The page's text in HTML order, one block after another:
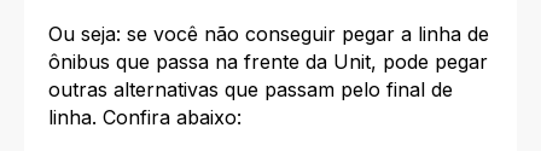
Ou seja: se você não conseguir pegar a linha de
ônibus que passa na frente da Unit, pode pegar
outras alternativas que passam pelo final de
linha. Confira abaixo: